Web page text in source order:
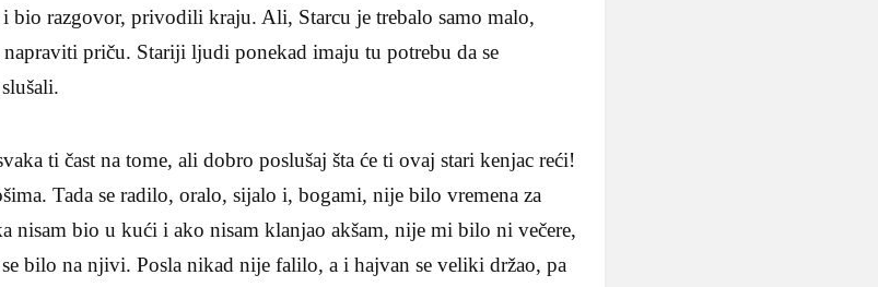
bio razgovor, privodili kraju. Ali, Starcu je trebalo samo malo,
napraviti priču. Stariji ljudi ponekad imaju tu potrebu da se
ti čast na tome, ali dobro poslušaj šta će ti ovaj stari kenjac reći!
Tada se radilo, oralo, sijalo i, bogami, nije bilo vremena za
nisam bio u kući i ako nisam klanjao akšam, nije mi bilo ni večere,
bilo na njivi. Posla nikad nije falilo, a i hajvan se veliki držao, pa